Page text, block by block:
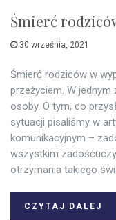
Śmierć
30 września, 2021
Śmierć rodziców w
przeżyciem. W
osoby. O tym, co
sytuacji pisaliśmy w
komunikacyjnym –
wszystkim
otrzymania takiego
CZYTAJ DALEJ